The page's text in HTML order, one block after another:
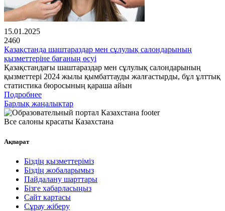
15.01.2025
2460
Қазақстанда шаштараздар мен сұлулық салондарының
қызметтеріне бағаның өсуі
Қазақстандағы шаштараздар мен сұлулық салондарының
қызметтері 2024 жылы қымбаттауды жалғастырды, бұл ұлттық
статистика бюросының қараша айын
Подробнее
Барлық жаңалықтар
Все салоны красаты Казахстана
Ақпарат
Біздің қызметтеріміз
Біздің жобаларымыз
Пайдалану шарттары
Бізге хабарласыңыз
Сайт картасы
Сұрау жіберу